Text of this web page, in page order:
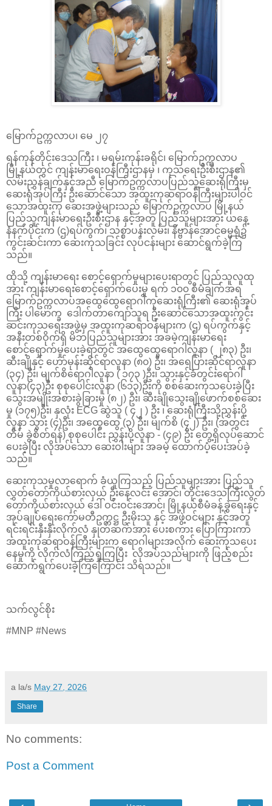
မြောက်ဥက္ကလာပ၊ မေ ၂၇
ရန်ကုန်တိုင်းဒေသကြီး ၊ မရမ်းကုန်းခရိုင်၊ မြောက်ဥက္ကလာပ
မြို့နယ်တွင် ကျန်းမာရေးဝန်ကြီးဌာနမှ ၊ ကုသရေးဦးစီးဌာန၏
လမ်းညွှန်ချက်နှင့်အညီ မြောက်ဥက္ကလာပပြည်သူ့ဆေးရုံကြီးမှ
ဆေးရုံအုပ်ကြီး ဦးဆောင်သော အထူးကုဆရာဝန်ကြီးများပါဝင်
သောအထူးကု ဆေးအဖွဲ့များသည် မြောက်ဥက္ကလာပ မြို့နယ်
ပြည်သူကျန်းမာရေးဦးစီးဌာန နှင့်အတူ ပြည်သူများအား ယနေ့
နံနက်ပိုင်းက (ဌ)ရပ်ကွက်၊ သစ္စာပန်းလမ်း၊ နိဗ္ဗာန်အောင်ဓမ္မရုံ၌
ကွင်းဆင်းကာ ဆေးကုသခြင်း လုပ်ငန်းများ ဆောင်ရွက်ခဲ့ကြ
သည်။
ထိုသို့ ကျန်းမာရေး စောင့်ရှောက်မှုများပေးရာတွင် ပြည်သူလူထု
အား ကျန်းမာရေးစောင့်ရှောက်ပေးမှု ရက် ၁၀၀ စီမံချက်အရ
မြောက်ဥက္ကလာပအထွေထွေရောဂါကုဆေးရုံကြီး၏ ဆေးရုံအုပ်
ကြီး ပါမောက္ခ ဒေါက်တာကျော်သူရ ဦးဆောင်သောအထူးကွင်း
ဆင်းကုသရေးအဖွဲ့မှ အထူးကုဆရာဝန်များက (ဌ) ရပ်ကွက်နှင့်
အနီးတစ်ဝိုက်ရှိ မိဘပြည်သူများအား အခမဲ့ကျန်းမာရေး
စောင့်ရှောက်မှုပေးခဲ့ရာတွင် အထွေထွေရောဂါလူနာ ( ၂၈၃) ဦး၊
ဆီးချိုနှင့် ဟော်မုန်းဆိုင်ရာလူနာ (၈၀) ဦး၊ အရေပြားဆိုင်ရာလူနာ
(၃၄) ဦး၊ မျက်စိရောဂါလူနာ ( ၁၇၃ )ဦး၊ သွားနှင့်ခံတွင်းရောဂါ
လူနာ(၄၃)ဦး စုစုပေါင်းလူနာ (၆၁၃)ဦးကို စစ်ဆေးကုသပေးခဲ့ပြီး
သွေးအမျိုးအစားခွဲခြားမှု (၈၂) ဦး၊ ဆီးချိုသွေးချိုဖောက်စစ်ဆေး
မှု (၁၇၅)ဦး၊ နှလုံး ECG ဆွဲသူ ( ၄၂ ) ဦး ၊ ဆေးရုံကြီးသို့ညွှန်းပို့
လူနာ သွား (၄)ဦး၊ အထွေထွေ (၃) ဦး၊ မျက်စိ (၄၂) ဦး၊ (အတွင်း
တိမ် ခွဲစိတ်ရန်) စုစုပေါင်း ညွှန်းပို့လူနာ - (၄၉) ဦး တွေ့ရှိလုပ်ဆောင်
ပေးခဲ့ပြီး လိုအပ်သော ဆေးဝါးများ အခမဲ့ ထောက်ပံ့ပေးအပ်ခဲ့
သည်။
ဆေးကုသမှုလာရောက် ခံယူကြသည့် ပြည်သူများအား ပြည်သူ
လွှတ်တော်ကိုယ်စားလှယ် ဦးနေလင်း အောင်၊ တိုင်းဒေသကြီးလွတ်
တော်ကိုယ်စားလှယ် ဒေါ် ဝင်းဝင်းအောင်၊ မြို့နယ်စီမံခန့်ခွဲရေးနှင့်
အုပ်ချုပ်ရေးကော်မတီဥက္ကဋ္ဌ ဦးမိုးသူ နှင့် အဖွဲ့ဝင်များ နှင့်အတူ
ရင်းရင်းနှီးနှီးလိုက်လံ နှုတ်ဆက်အား ပေးစကား ပြောကြားကာ
အထူးကုဆရာဝန်ကြီးများက ရောဂါများအလိုက် ဆေးကုသပေး
နေမှုကို လိုက်လံကြည့်ရှုကြပြီး လိုအပ်သည်များကို ဖြည့်စည်း
ဆောက်ရွက်ပေးခဲ့ကြကြောင်း သိရသည်။
သက်လွင်စိုး
#MNP #News
a la/s May 27, 2026
Share
No comments:
Post a Comment